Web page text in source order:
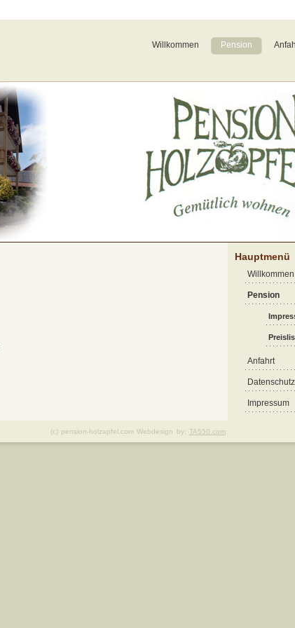
Willkommen Pension
Hauptmenü
Willkommen
Pension
Anfahrt
Datenschutz
Impressum
(c) pension-holzapfel.com Webdesign by: TA550.com